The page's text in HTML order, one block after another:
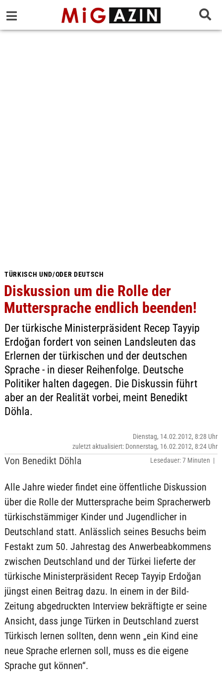
TÜRKISCH UND/ODER DEUTSCH
Diskussion um die Rolle der
Muttersprache endlich beenden!
Der türkische Ministerpräsident Recep Tayyip
Erdoğan fordert von seinen Landsleuten das
Erlernen der türkischen und der deutschen
Sprache - in dieser Reihenfolge. Deutsche
Politiker halten dagegen. Die Diskussin führt
aber an der Realität vorbei, meint Benedikt
Döhla.
Von Benedikt Döhla
Dienstag, 14.02.2012, 8:28 Uhr
zuletzt aktualisiert: Donnerstag, 16.02.2012, 8:24 Uhr
Lesedauer: 7 Minuten |
Alle Jahre wieder findet eine öffentliche Diskussion
über die Rolle der Muttersprache beim Spracherwerb
türkischstämmiger Kinder und Jugendlicher in
Deutschland statt. Anlässlich seines Besuchs beim
Festakt zum 50. Jahrestag des Anwerbeabkommens
zwischen Deutschland und der Türkei lieferte der
türkische Ministerpräsident Recep Tayyip Erdoğan
jüngst einen Beitrag dazu. In einem in der Bild-
Zeitung abgedruckten Interview bekräftigte er seine
Ansicht, dass junge Türken in Deutschland zuerst
Türkisch lernen sollten, denn wenn „ein Kind eine
neue Sprache erlernen soll, muss es die eigene
Sprache gut können“.